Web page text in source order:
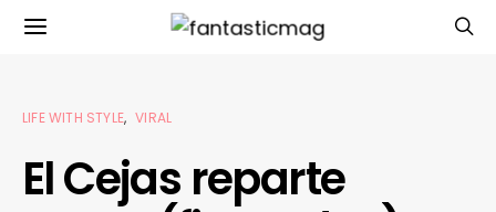
LIFE WITH STYLE VIRAL
El Cejas reparte